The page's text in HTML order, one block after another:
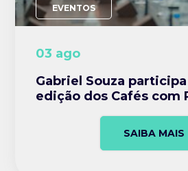
EVENTOS
03 ago
Gabriel Souza
edição dos Cafés com
SAIBA MAIS